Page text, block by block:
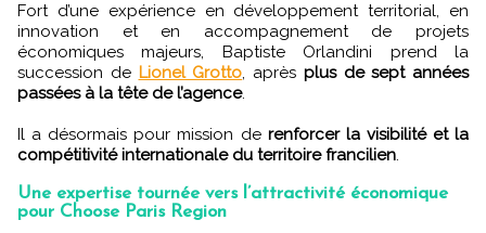
Fort d’une expérience en développement territorial, en
innovation et en accompagnement de projets
économiques majeurs, Baptiste Orlandini prend la
succession de Lionel Grotto, après plus de sept années
passées à la tête de l’agence.
Il a désormais pour mission de renforcer la visibilité et la
compétitivité internationale du territoire francilien.
Une expertise tournée vers l’attractivité économique
pour Choose Paris Region